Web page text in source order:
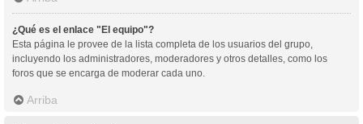
¿Qué es el enlace "El equipo"?
Esta página le provee de la lista completa de los usuarios del grupo,
incluyendo los administradores, moderadores y otros detalles, como los
foros que se encarga de moderar cada uno.
Arriba